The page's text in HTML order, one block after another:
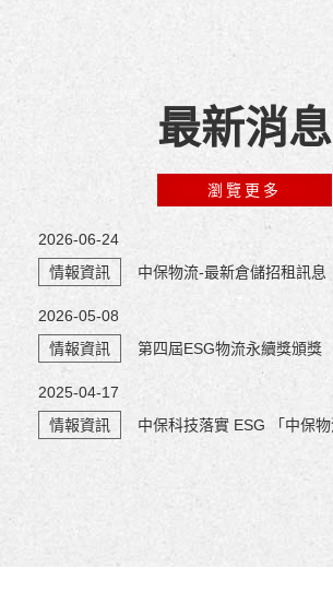
最新消息
瀏覽更多
2026-06-24
情報資訊
中保物流-最新倉儲招租訊息
2026-05-08
情報資訊
2025-04-17
情報資訊